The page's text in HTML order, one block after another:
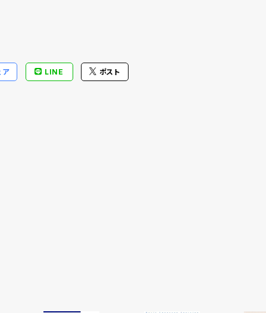
ア LINE ポスト